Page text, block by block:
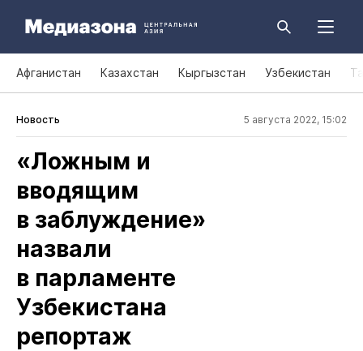
Афганистан Казахстан Кыргызстан Узбекистан
Новость 5 августа 2022, 15:02
«Ложным и
вводящим
в заблуждение»
назвали
в парламенте
Узбекистана
репортаж